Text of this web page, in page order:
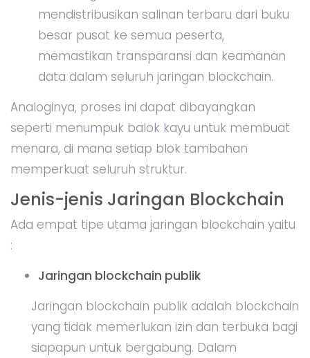
mendistribusikan salinan terbaru dari buku
besar pusat ke semua peserta,
memastikan transparansi dan keamanan
data dalam seluruh jaringan blockchain.
Analoginya, proses ini dapat dibayangkan
seperti menumpuk balok kayu untuk membuat
menara, di mana setiap blok tambahan
memperkuat seluruh struktur.
Jenis-jenis Jaringan Blockchain
Ada empat tipe utama jaringan blockchain yaitu
:
Jaringan blockchain publik
Jaringan blockchain publik adalah blockchain
yang tidak memerlukan izin dan terbuka bagi
siapapun untuk bergabung. Dalam